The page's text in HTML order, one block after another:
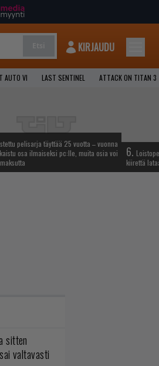
KIRJAUDU
AUTO VI LAST SENTINEL ATTACK ON TITAN 3
pelisarja täyttää 25 vuotta – vuonna
osa ilmaiseksi pc:lle, muita osia voi
6.
kiirettä
sitten
valtavasti